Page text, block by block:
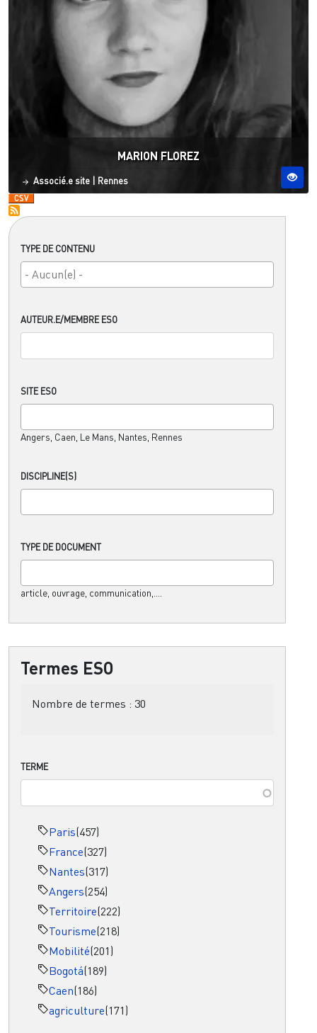
TYPE DE CONTENU
AUTEUR.E/MEMBRE ESO
SITE ESO
Angers, Caen, Le Mans, Nantes, Rennes
DISCIPLINE(S)
TYPE DE DOCUMENT
article, ouvrage, communication,....
Termes ESO
Nombre de termes : 30
TERME
Paris(457)
France(327)
Nantes(317)
Angers(254)
Territoire(222)
Tourisme(218)
Mobilité(201)
Bogotá(189)
Caen(186)
agriculture(171)
MARION FLOREZ
Statut
Associé.e site Site ESO
Rennes